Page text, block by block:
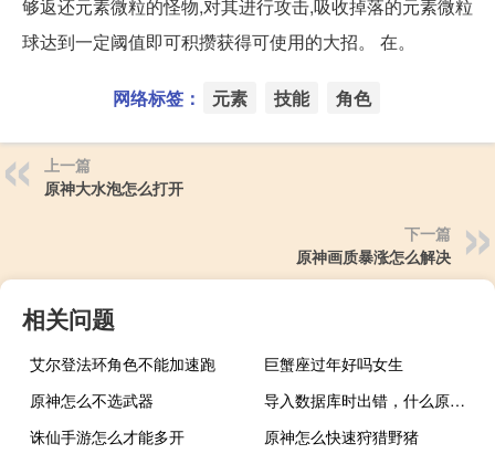
够返还元素微粒的怪物,对其进行攻击,吸收掉落的元素微粒
球达到一定阈值即可积攒获得可使用的大招。 在。
网络标签： 元素 技能 角色
上一篇
原神大水泡怎么打开
下一篇
原神画质暴涨怎么解决
相关问题
艾尔登法环角色不能加速跑
巨蟹座过年好吗女生
原神怎么不选武器
导入数据库时出错，什么原因。
诛仙手游怎么才能多开
原神怎么快速狩猎野猪